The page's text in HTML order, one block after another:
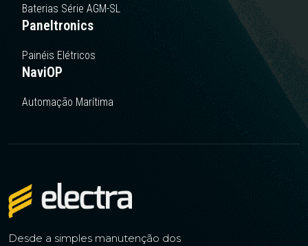
Baterias Série AGM-SL
Paneltronics
Painéis Elétricos
NaviOP
Automação Marítima
Desde a simples manutenção dos